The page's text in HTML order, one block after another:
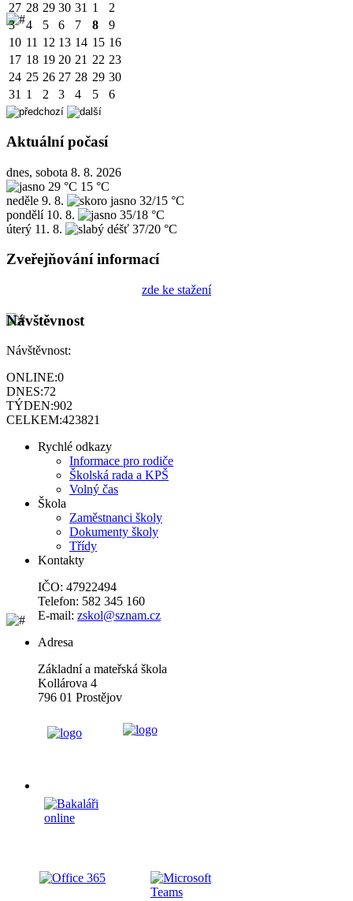
27 28 29 30 31 1
2
3
4 5 6 7 8
9
10 11 12 13 14 15 16
17 18 19 20 21 22 23
24 25 26 27 28 29 30
31 1 2 3 4 5 6
Aktuální počasí
dnes, sobota 8. 8. 2026
29 °C 15 °C
neděle 9. 8.
32/15 °C
pondělí 10. 8.
35/18 °C
úterý 11. 8. 37/20 °C
Zveřejňování informací
zde ke stažení
Návštěvnost
Návštěvnost:
ONLINE:0
DNES:72
TÝDEN:902
CELKEM:423821
Rychlé odkazy
Informace pro rodiče
Školská rada a KPŠ
Volný čas
Škola
Zaměstnanci školy
Dokumenty školy
Třídy
Kontakty
IČO: 47922494
Telefon: 582 345 160
E-mail: zskol@sznam.cz
Adresa
Základní a mateřská škola
Kollárova 4
796 01 Prostějov